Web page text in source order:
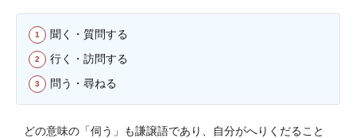
聞く・質問する
行く・訪問する
問う・尋ねる
どの意味の「伺う」も謙譲語であり、自分がへりくだること